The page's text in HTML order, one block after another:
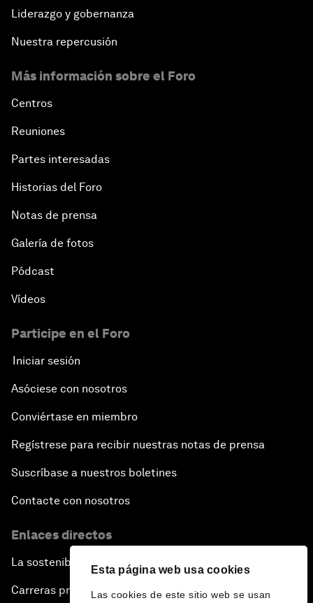
Esta página web usa cookies
Las cookies de este sitio web se usan
Liderazgo y gobernanza
Nuestra repercusión
Más información sobre el Foro
Centros
Reuniones
Partes interesadas
Historias del Foro
Notas de prensa
Galería de fotos
Pódcast
Vídeos
Participe en el Foro
Iniciar sesión
Asóciese con nosotros
Conviértase en miembro
Regístrese para recibir nuestras notas de prensa
Suscríbase a nuestros boletines
Contacte con nosotros
Enlaces directos
La sostenibilidad en el Foro
Carreras profesionales